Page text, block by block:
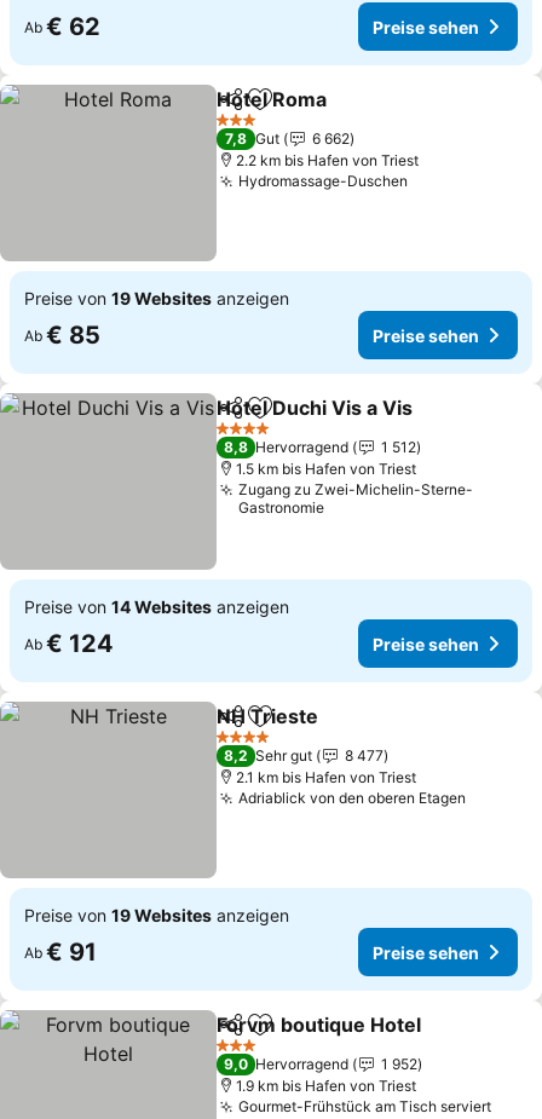
Ab € 62 Preise sehen
TeilenZu Favoriten hinzufügen
Hotel Roma
3 Sterne
7,8 Gut
6 662
2.2 km bis Hafen von Triest
Hydromassage-Duschen
Preise von 19 Websites anzeigen
Ab € 85 Preise sehen
TeilenZu Favoriten hinzufügen
Hotel Duchi Vis a Vis
4 Sterne
8,8 Hervorragend
1 512
1.5 km bis Hafen von Triest
Zugang zu Zwei-Michelin-Sterne-
Gastronomie
Preise von 14 Websites anzeigen
Ab € 124 Preise sehen
TeilenZu Favoriten hinzufügen
NH Trieste
4 Sterne
8,2 Sehr gut
8 477
2.1 km bis Hafen von Triest
Adriablick von den oberen Etagen
Preise von 19 Websites anzeigen
Ab € 91 Preise sehen
TeilenZu Favoriten hinzufügen
Forvm boutique Hotel
3 Sterne
9,0 Hervorragend
1 952
1.9 km bis Hafen von Triest
Gourmet-Frühstück am Tisch serviert